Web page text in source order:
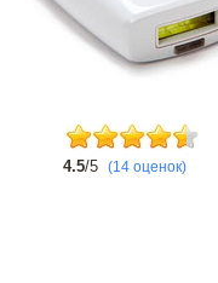
4.5/5 (14 оценок)